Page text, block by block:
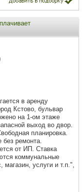
в аренду
Кстово, бульвар
на 1-ом этаже
выход во двор.
планировка.
ремонта.
от ИП. Ставка
коммунальные
услуги и т.п.",